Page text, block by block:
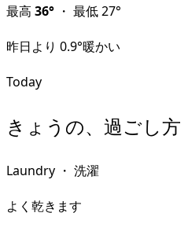
最高 36° ・ 最低27°
昨日より 0.9°暖かい
Today
きょうの、過ごし方
Laundry ・ 洗濯
よく乾きます